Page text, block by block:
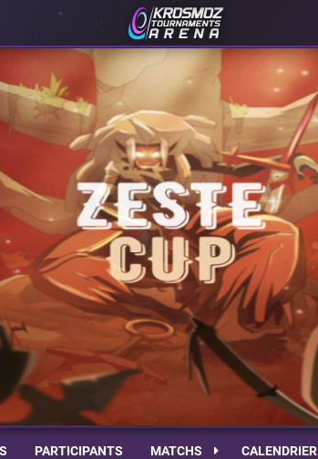
PARTICIPANTS MATCHS CALENDRIER